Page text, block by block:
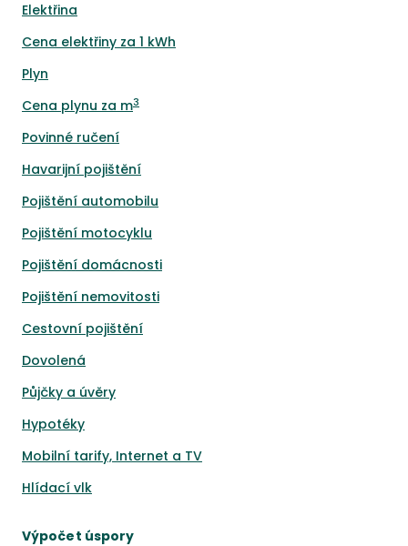
Elektřina
Cena elektřiny za 1 kWh
Plyn
Cena plynu za m3
Povinné ručení
Havarijní pojištění
Pojištění automobilu
Pojištění motocyklu
Pojištění domácnosti
Pojištění nemovitosti
Cestovní pojištění
Dovolená
Půjčky a úvěry
Hypotéky
Mobilní tarify, Internet a TV
Hlídací vlk
Výpočet úspory